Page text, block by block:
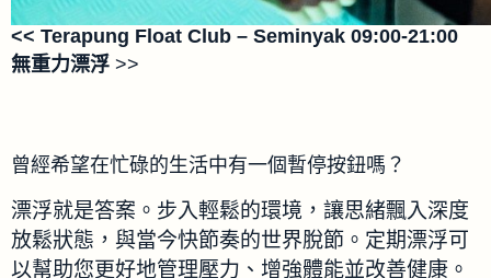
<< Terapung Float Club – Seminyak 09:00-21:00
無重力漂浮 >>
曾經希望在忙碌的生活中有一個暫停按鈕嗎？
漂浮就是答案。步入輕鬆的環境，讓思緒飄入深度
放鬆狀態，與當今快節奏的世界脫節。定期漂浮可
以幫助您更好地管理壓力、增強體能並改善健康。